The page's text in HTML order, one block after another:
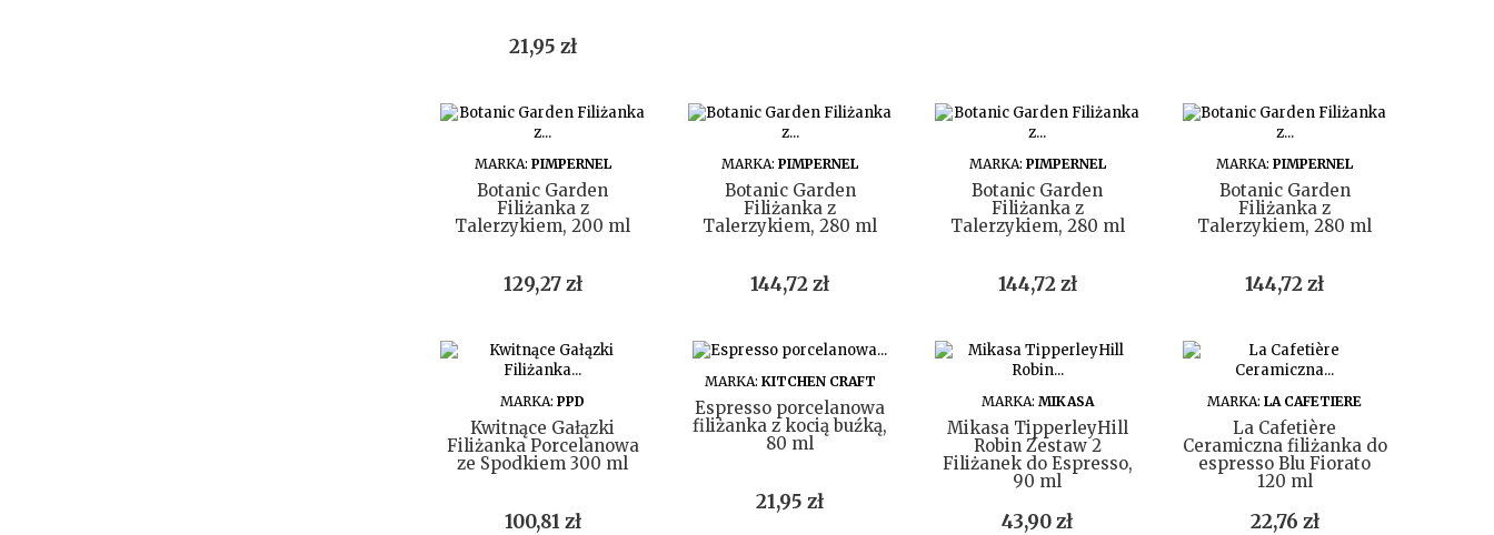
Cena
21,95 zł
DO KOSZYKA
MARKA: PIMPERNEL
Botanic Garden
Filiżanka z
Talerzykiem, 200 ml
Cena
129,27 zł
DO KOSZYKA
MARKA:PIMPERNEL
Botanic Garden
Filiżanka z
Talerzykiem, 280 ml
Cena
144,72 zł
DO KOSZYKA
MARKA: PIMPERNEL
Botanic Garden
Filiżanka z
Talerzykiem, 280 ml
Cena
144,72 zł
DO KOSZYKA
MARKA:PIMPERNEL
Botanic Garden
Filiżanka z
Talerzykiem, 280 ml
Cena
144,72 zł
DO KOSZYKA
MARKA:PPD
Kwitnące Gałązki
Filiżanka Porcelanowa
ze Spodkiem 300 ml
Cena
100,81 zł
DO KOSZYKA
MARKA: KITCHEN CRAFT
Espresso porcelanowa
filiżanka z kocią buźką,
80 ml
Cena
21,95 zł
DO KOSZYKA
MARKA: MIKASA
Mikasa TipperleyHill
Robin Zestaw 2
Filiżanek do Espresso,
90 ml
Cena
43,90 zł
DO KOSZYKA
MARKA:LA CAFETIERE
La Cafetière
Ceramiczna filiżanka do
espresso Blu Fiorato
120 ml
Cena
22,76 zł